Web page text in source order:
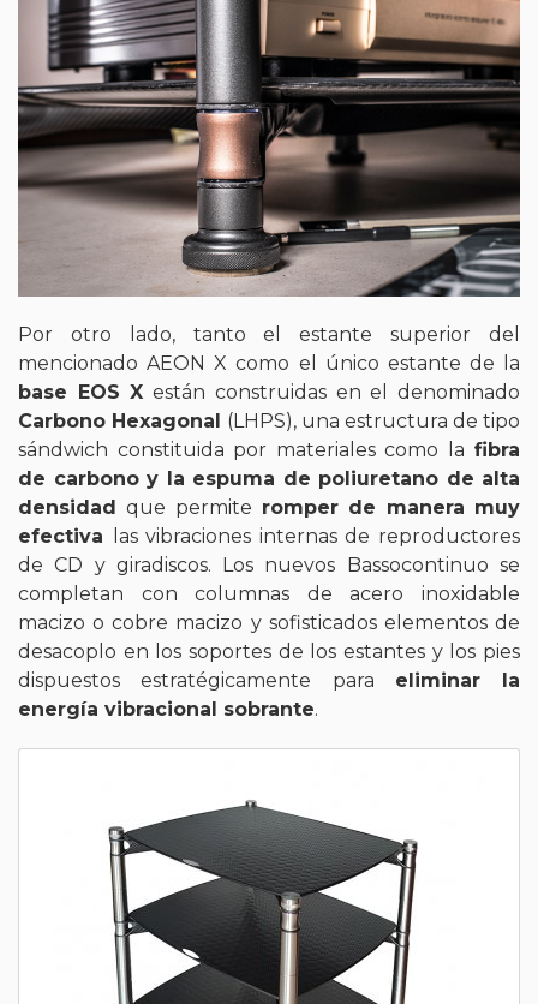
Por otro lado, tanto el estante superior del
mencionado AEON X como el único estante de la
base EOS X están construidas en el denominado
Carbono Hexagonal (LHPS), una estructura de tipo
sándwich constituida por materiales como la fibra
de carbono y la espuma de poliuretano de alta
densidadque permite romper de manera muy
efectiva
las vibraciones internas de reproductores
de CD y giradiscos. Los nuevos Bassocontinuo se
completan con columnas de acero inoxidable
macizo o cobre macizo y sofisticados elementos de
desacoplo en los soportes de los estantes y los pies
dispuestos estratégicamente para eliminar la
energía vibracional sobrante.